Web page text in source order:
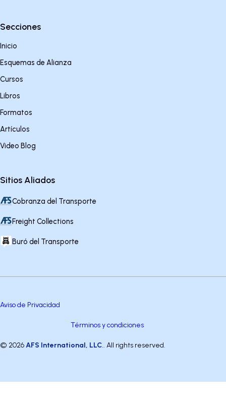
Secciones
Inicio
Esquemas de Alianza
Cursos
Libros
Formatos
Artículos
Video Blog
Sitios Aliados
Cobranza del Transporte
Freight Collections
Buró del Transporte
© 2026AFS International, LLC.. All rights reserved.
Términos y condiciones
Aviso de Privacidad